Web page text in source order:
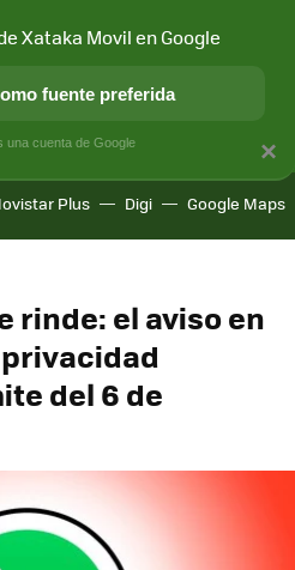
APLICACIONES
Plus Digi Google Maps
rinde: el aviso en
del 6 de
×
Xataka Movil en Google
fuente preferida
una cuenta de Google